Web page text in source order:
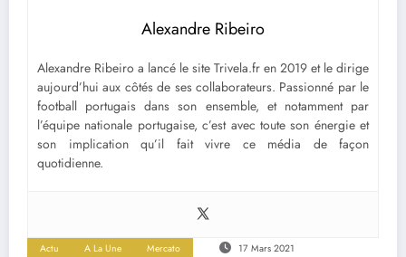
Alexandre Ribeiro
Alexandre Ribeiro a lancé le site Trivela.fr en 2019 et le dirige
aujourd’hui aux côtés de ses collaborateurs. Passionné par le
football portugais dans son ensemble, et notamment par
l’équipe nationale portugaise, c’est avec toute son énergie et
son implication qu’il fait vivre ce média de façon
quotidienne.
Actu A La Une Mercato 17 Mars 2021